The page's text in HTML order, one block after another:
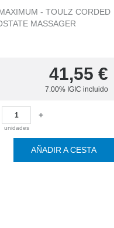
- TOULZ CORDED
MASSAGER
41,55 €
7.00% IGIC incluido
unidades
+
AÑADIR A CESTA